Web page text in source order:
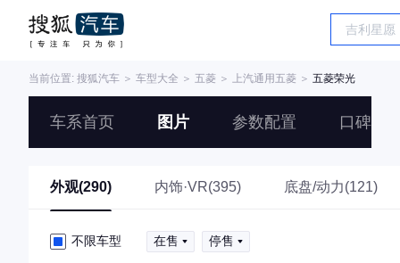
当前位置: 搜狐汽车 ＞ 车型大全 ＞ 五菱 ＞ 上汽通用五菱 ＞ 五菱荣光
车系首页 图片 参数配置 口碑
外观(290) 内饰·VR(395) 底盘/动力(121)
不限车型 在售 停售